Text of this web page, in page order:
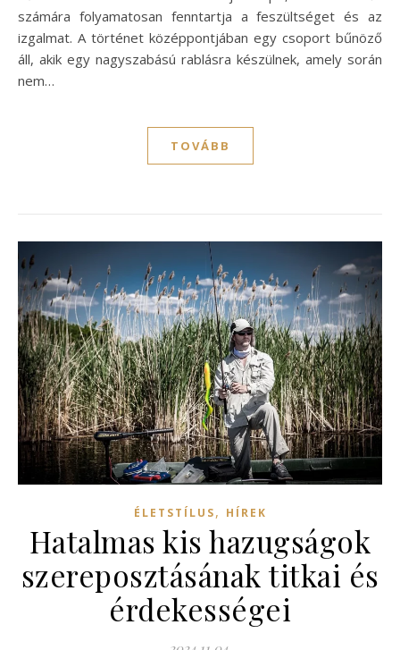
számára folyamatosan fenntartja a feszültséget és az
izgalmat. A történet középpontjában egy csoport bűnöző
áll, akik egy nagyszabású rablásra készülnek, amely során
nem…
TOVÁBB
ÉLETSTÍLUS, HÍREK
Hatalmas kis hazugságok
szereposztásának titkai és
érdekességei